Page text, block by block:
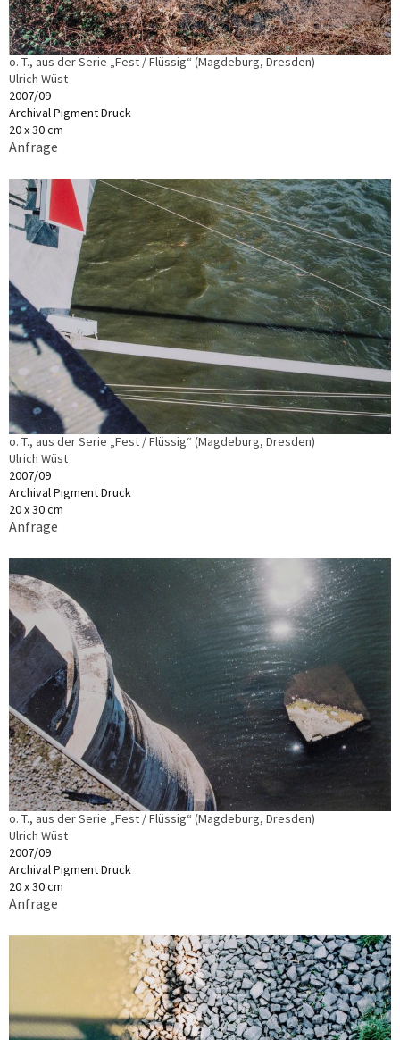
o. T., aus der Serie „Fest / Flüssig“ (Magdeburg, Dresden)
Ulrich Wüst
2007/09
Archival Pigment Druck
20 x 30 cm
Anfrage
o. T., aus der Serie „Fest / Flüssig“ (Magdeburg, Dresden)
Ulrich Wüst
2007/09
Archival Pigment Druck
20 x 30 cm
Anfrage
o. T., aus der Serie „Fest / Flüssig“ (Magdeburg, Dresden)
Ulrich Wüst
2007/09
Archival Pigment Druck
20 x 30 cm
Anfrage